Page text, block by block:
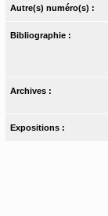
Autre(s) numéro(s) :
Bibliographie :
Archives :
Expositions :